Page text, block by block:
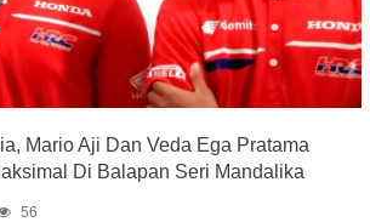
Mario Aji Dan Veda Ega Pratama
Di Balapan Seri Mandalika
56